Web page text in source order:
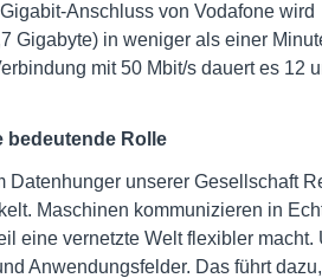
Anschluss von Vodafone wird
Gigabyte) in weniger als einer
mit 50 Mbit/s dauert es 12
bedeutende Rolle
Datenhunger unserer Gesellschaft
Maschinen kommunizieren in
eine vernetzte Welt flexibler macht.
Anwendungsfelder. Das führt